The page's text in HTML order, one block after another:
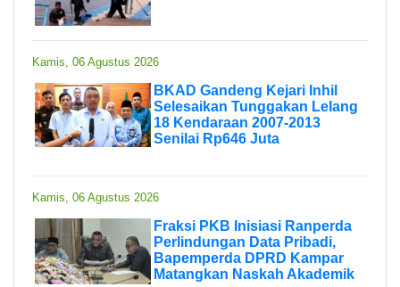
Kamis, 06 Agustus 2026
BKAD Gandeng Kejari Inhil
Selesaikan Tunggakan Lelang
18 Kendaraan 2007-2013
Senilai Rp646 Juta
Kamis, 06 Agustus 2026
Fraksi PKB Inisiasi Ranperda
Perlindungan Data Pribadi,
Bapemperda DPRD Kampar
Matangkan Naskah Akademik